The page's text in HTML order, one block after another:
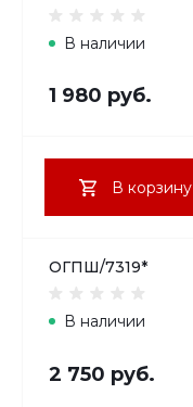
В наличии
1 980 руб.
В корзину
ОГПШ/7319*
В наличии
2 750 руб.